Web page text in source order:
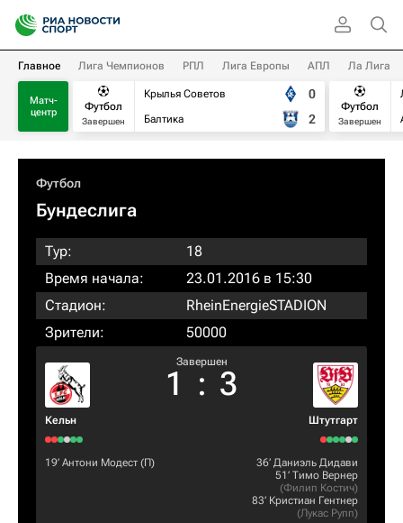
Главное Лига Чемпионов РПЛ Лига Европы АПЛ Ла Лига
Матч-
центр
Футбол
Завершен
Крылья Советов
Балтика
0
2
Футбол
Завершен
Футбол
Бундеслига
Тур:
18
Время начала:
23.01.2016 в 15:30
Стадион:
RheinEnergieSTADION
Зрители:
50000
Кельн
Завершен
1 : 3
Штутгарт
19‎’‎ Антони Модест (П) 36‎’‎ Даниэль Дидави
51‎’‎ Тимо Вернер
(Филип Костич)
83‎’‎ Кристиан Гентнер
(Лукас Рупп)